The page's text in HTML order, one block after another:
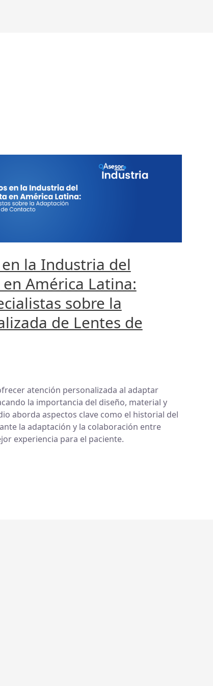
la Industria del
América Latina:
sobre la
de Lentes de
atención personalizada al adaptar
la importancia del diseño, material y
aborda aspectos clave como el historial del
la adaptación y la colaboración entre
experiencia para el paciente.